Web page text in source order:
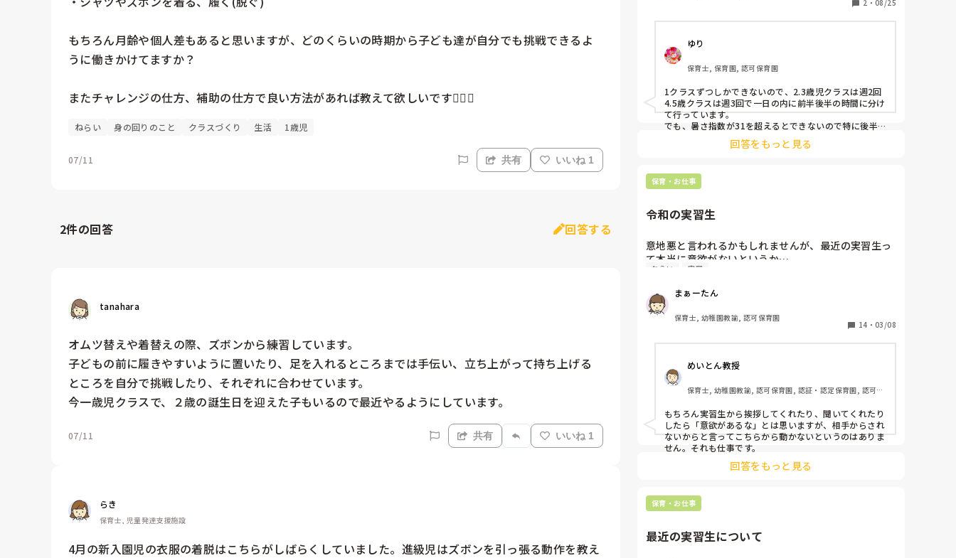
もちろん月齢や個人差もあると思いますが、どのくらいの時期から子ども達が自分でも挑戦できるよ
うに働きかけてますか？
またチャレンジの仕方、補助の仕方で良い方法があれば教えて欲しいです🙇‍♀️✨
ねらい 身の回りのこと クラスづくり 生活 1歳児
07/11 共有 いいね 1
2件の回答 回答する
tanahara
オムツ替えや着替えの際、ズボンから練習しています。
子どもの前に履きやすいように置いたり、足を入れるところまでは手伝い、立ち上がって持ち上げる
ところを自分で挑戦したり、それぞれに合わせています。
今一歳児クラスで、２歳の誕生日を迎えた子もいるので最近やるようにしています。
07/11 共有 いいね 1
らき
保育士, 児童発達支援施設
4月の新入園児の衣服の着脱はこちらがしばらくしていました。進級児はズボンを引っ張る動作を教え
運動会の練習もある中で一時間弱あるプール活動を毎
日強要されるのは保育士にとっても子どもにとっても
があるのでしょうか……
2 ・ 08/25
ゆり
保育士, 保育園, 認可保育園
1クラスずつしかできないので、2.3歳児クラスは週2回
4.5歳クラスは週3回で一日の内に前半後半の時間に分け
て行っています。
でも、暑さ指数が31を超えるとできないので特に後半
時間のクラスは出来ないことが多いです💦
クラスの活動の予定はクラス毎で決めているので絶対し
回答をもっと見る
保育・お仕事
令和の実習生
意地悪と言われるかもしれませんが、最近の実習生っ
て本当に意欲がないというか…
私はクラスに入る実習生が、
挨拶はするか
・子供の人数
・わからないことは聞いてくるか
今はおそらく「実習に行かせてもらってる」のではな
く「単位のためにきた」「実習にきてあげてる」とい
う気持ちの子が多い気がします。
なので、意地悪と思われるけど、実習生からアクショ
ンがなければ私からは動きません。
実習生様っていうのが令和の時代なんですよねー😓
ねらい 実習
まぁーたん
保育士, 幼稚園教諭, 認可保育園
14 ・ 03/08
めいとん教授
保育士, 幼稚園教諭, 認可保育園, 認証・認定保育園, 認可外
もちろん実習生から挨拶してくれたり、聞いてくれたり
したら「意欲があるな」とは思いますが、相手からされ
ないからと言ってこちらから動かないというのはありま
せん。それも仕事です。
回答をもっと見る
保育・お仕事
最近の実習生について